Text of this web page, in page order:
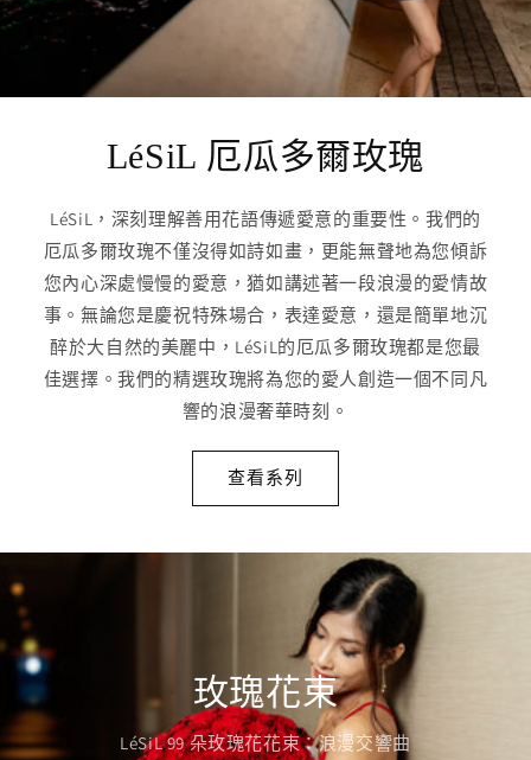
LéSiL 厄瓜多爾玫瑰
LéSiL，深刻理解善用花語傳遞愛意的重要性。我們的
厄瓜多爾玫瑰不僅沒得如詩如畫，更能無聲地為您傾訴
您內心深處慢慢的愛意，猶如講述著一段浪漫的愛情故
事。無論您是慶祝特殊場合，表達愛意，還是簡單地沉
醉於大自然的美麗中，LéSiL的厄瓜多爾玫瑰都是您最
佳選擇。我們的精選玫瑰將為您的愛人創造一個不同凡
響的浪漫奢華時刻。
查看系列
玫瑰花束
LéSiL 99 朵玫瑰花花束：浪漫交響曲